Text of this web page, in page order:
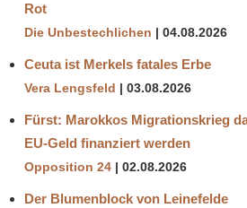
Rot
Die Unbestechlichen 04.08.2026
Ceuta ist Merkels fatales Erbe
Vera Lengsfeld 03.08.2026
Fürst: Marokkos Migrationskrieg
EU-Geld finanziert werden
Opposition 24 02.08.2026
Der Blumenblock von Leinefelde